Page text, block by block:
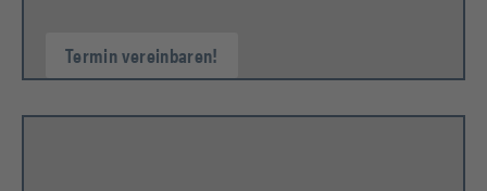
Termin vereinbaren!